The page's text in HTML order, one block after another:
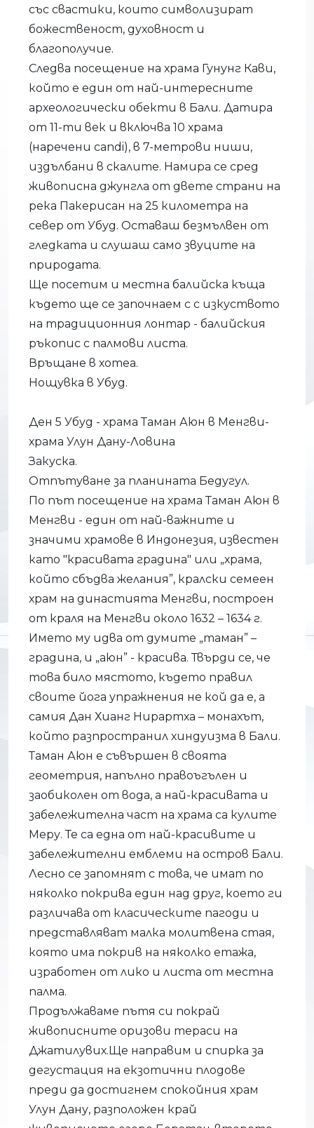
със свастики, които символизират
божественост, духовност и
благополучие.
Следва посещение на храма Гунунг Кави,
който е един от най-интересните
археологически обекти в Бали. Датира
от 11-ти век и включва 10 храма
(наречени candi), в 7-метрови ниши,
издълбани в скалите. Намира се сред
живописна джунгла от двете страни на
река Пакерисан на 25 километра на
север от Убуд. Оставаш безмълвен от
гледката и слушаш само звуците на
природата.
Ще посетим и местна балийска къща
където ще се започнаем с с изкуството
на традиционния лонтар - балийския
ръкопис с палмови листа.
Връщане в хотеа.
Нощувка в Убуд.
Ден 5 Убуд - храма Таман Аюн в Менгви-
храма Улун Дану-Ловина
Закуска.
Отпътуване за планината Бедугул.
По път посещение на храма Таман Аюн в
Менгви - един от най-важните и
значими храмове в Индонезия, известен
като "красивата градина" или „храма,
който сбъдва желания”, кралски семеен
храм на династията Менгви, построен
от краля на Менгви около 1632 – 1634 г.
Името му идва от думите „таман” –
градина, и „аюн” - красива. Твърди се, че
това било мястото, където правил
своите йога упражнения не кой да е, а
самия Дан Хианг Нирартха – монахът,
който разпространил хиндуизма в Бали.
Таман Аюн е съвършен в своята
геометрия, напълно правоъгълен и
заобиколен от вода, а най-красивата и
забележителна част на храма са кулите
Меру. Те са една от най-красивите и
забележителни емблеми на остров Бали.
Лесно се запомнят с това, че имат по
няколко покрива един над друг, което ги
различава от класическите пагоди и
представляват малка молитвена стая,
която има покрив на няколко етажа,
изработен от лико и листа от местна
палма.
Продължаваме пътя си покрай
живописните оризови тераси на
Джатилувих.Ще направим и спирка за
дегустация на екзотични плодове
преди да достигнем спокойния храм
Улун Дану, разположен край